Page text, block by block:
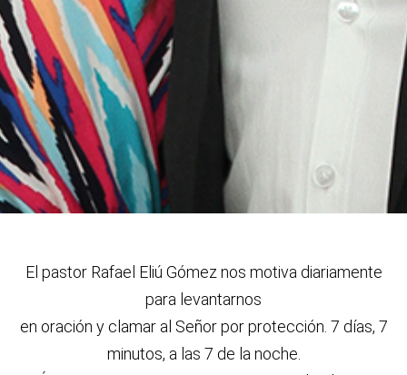
El pastor Rafael Eliú Gómez nos motiva diariamente
para levantarnos
en oración y clamar al Señor por protección. 7 días, 7
minutos, a las 7 de la noche.